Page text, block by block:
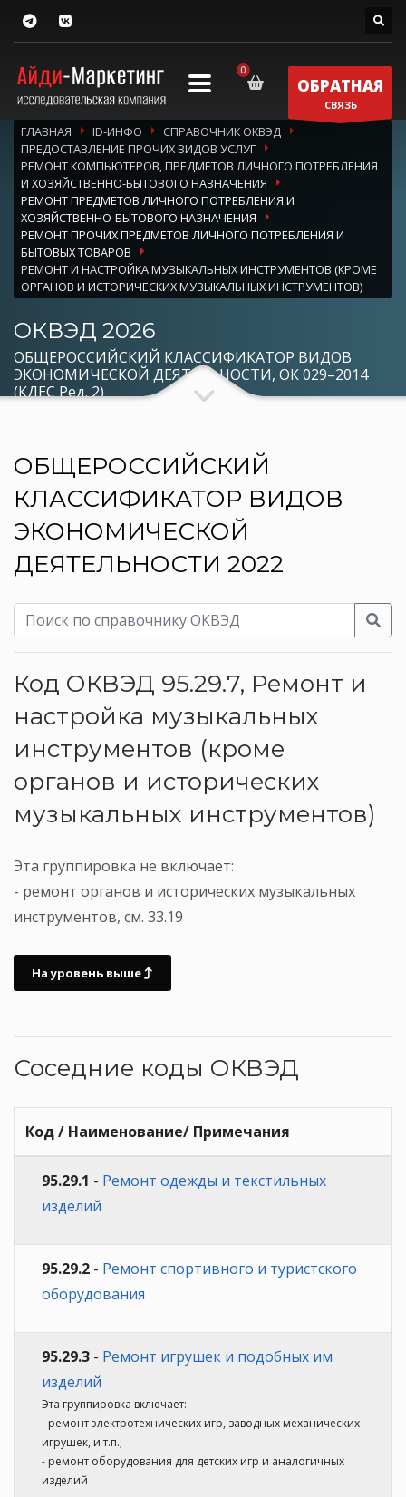
ОБРАТНАЯ
СВЯЗЬ
ГЛАВНАЯ ID-ИНФО
СПРАВОЧНИК ОКВЭД
ПРЕДОСТАВЛЕНИЕ ПРОЧИХ ВИДОВ УСЛУГ
РЕМОНТ КОМПЬЮТЕРОВ, ПРЕДМЕТОВ ЛИЧНОГО ПОТРЕБЛЕНИЯ
И ХОЗЯЙСТВЕННО-БЫТОВОГО НАЗНАЧЕНИЯ
РЕМОНТ ПРЕДМЕТОВ ЛИЧНОГО ПОТРЕБЛЕНИЯ И
ХОЗЯЙСТВЕННО-БЫТОВОГО НАЗНАЧЕНИЯ
РЕМОНТ ПРОЧИХ ПРЕДМЕТОВ ЛИЧНОГО ПОТРЕБЛЕНИЯ И
БЫТОВЫХ ТОВАРОВ
РЕМОНТ И НАСТРОЙКА МУЗЫКАЛЬНЫХ ИНСТРУМЕНТОВ (КРОМЕ
ОРГАНОВ И ИСТОРИЧЕСКИХ МУЗЫКАЛЬНЫХ ИНСТРУМЕНТОВ)
ОКВЭД 2026
ОБЩЕРОССИЙСКИЙ КЛАССИФИКАТОР ВИДОВ
ЭКОНОМИЧЕСКОЙ ДЕЯТЕЛЬНОСТИ, ОК 029–2014
(КДЕС Ред. 2)
ОБЩЕРОССИЙСКИЙ
КЛАССИФИКАТОР ВИДОВ
ЭКОНОМИЧЕСКОЙ
ДЕЯТЕЛЬНОСТИ 2022
Код ОКВЭД 95.29.7, Ремонт и
настройка музыкальных
инструментов (кроме
органов и исторических
музыкальных инструментов)
Эта группировка не включает:
- ремонт органов и исторических музыкальных
инструментов, см. 33.19
На уровень выше
Соседние коды ОКВЭД
Код / Наименование/ Примечания
95.29.1 - Ремонт одежды и текстильных
изделий
95.29.2 - Ремонт спортивного и туристского
оборудования
95.29.3 - Ремонт игрушек и подобных им
изделий
Эта группировка включает:
- ремонт электротехнических игр, заводных механических
игрушек, и т.п.;
- ремонт оборудования для детских игр и аналогичных
изделий